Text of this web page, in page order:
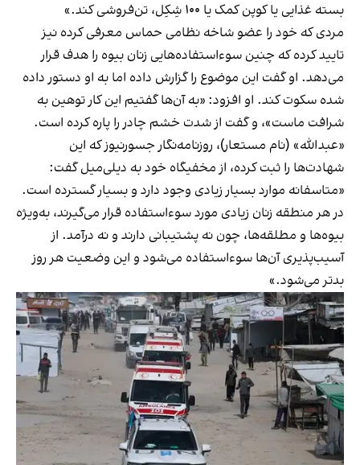
بسته غذایی یا کوپن کمک یا ۱۰۰ شِکِل، تن‌فروشی کند.»
مردی که خود را عضو شاخه نظامی حماس معرفی کرده نیز
تایید کرده که چنین سوءاستفاده‌هایی زنان بیوه را هدف قرار
می‌دهد. او گفت این موضوع را گزارش داده اما به او دستور داده
شده سکوت کند. او افزود: «به آن‌ها گفتیم این کار توهین به
شرافت ماست»، و گفت از شدت خشم چادر را پاره کرده است.
«عبدالله» (نام مستعار)، روزنامه‌نگار جسورنیوز که این
شهادت‌ها را ثبت کرده، از مخفیگاه خود به دیلی‌میل گفت:
«متاسفانه موارد بسیار زیادی وجود دارد و بسیار گسترده است.
در هر منطقه زنان زیادی مورد سوءاستفاده قرار می‌گیرند، به‌ویژه
بیوه‌ها و مطلقه‌ها، چون نه پشتیبانی دارند و نه درآمد. از
آسیب‌پذیری آن‌ها سوءاستفاده می‌شود و این وضعیت هر روز
بدتر می‌شود.»